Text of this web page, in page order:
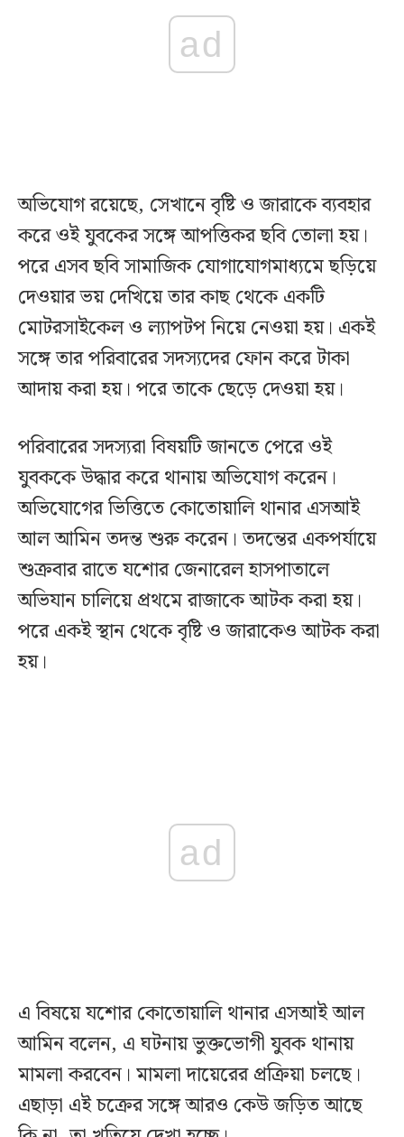
ad
অভিযোগ রয়েছে, সেখানে বৃষ্টি ও জারাকে ব্যবহার
করে ওই যুবকের সঙ্গে আপত্তিকর ছবি তোলা হয়।
পরে এসব ছবি সামাজিক যোগাযোগমাধ্যমে ছড়িয়ে
দেওয়ার ভয় দেখিয়ে তার কাছ থেকে একটি
মোটরসাইকেল ও ল্যাপটপ নিয়ে নেওয়া হয়। একই
সঙ্গে তার পরিবারের সদস্যদের ফোন করে টাকা
আদায় করা হয়। পরে তাকে ছেড়ে দেওয়া হয়।
পরিবারের সদস্যরা বিষয়টি জানতে পেরে ওই
যুবককে উদ্ধার করে থানায় অভিযোগ করেন।
অভিযোগের ভিত্তিতে কোতোয়ালি থানার এসআই
আল আমিন তদন্ত শুরু করেন। তদন্তের একপর্যায়ে
শুক্রবার রাতে যশোর জেনারেল হাসপাতালে
অভিযান চালিয়ে প্রথমে রাজাকে আটক করা হয়।
পরে একই স্থান থেকে বৃষ্টি ও জারাকেও আটক করা
হয়।
ad
এ বিষয়ে যশোর কোতোয়ালি থানার এসআই আল
আমিন বলেন, এ ঘটনায় ভুক্তভোগী যুবক থানায়
মামলা করবেন। মামলা দায়েরের প্রক্রিয়া চলছে।
এছাড়া এই চক্রের সঙ্গে আরও কেউ জড়িত আছে